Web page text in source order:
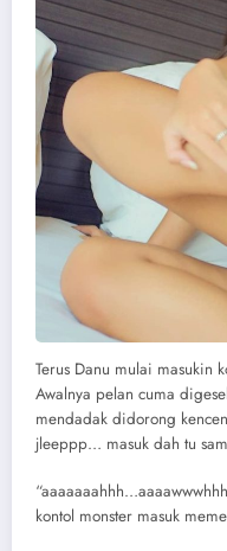
Terus Danu mulai masukin
Awalnya pelan cuma
mendadak didorong
jleeppp… masuk dah tu
kontol monster masuk